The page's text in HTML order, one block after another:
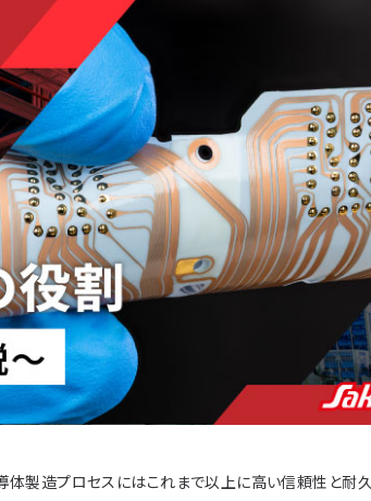
体製造プロセスにはこれまで以上に高い信頼性と耐